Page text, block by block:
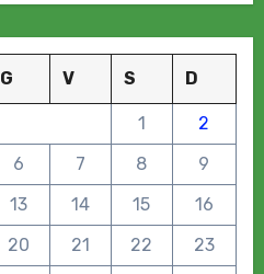
G V S D
1
2
6 7 8
9
13 14 15
16
20 21 22
23